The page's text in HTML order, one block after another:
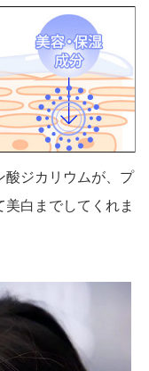
酸ジカリウムが、プ
白までしてくれま